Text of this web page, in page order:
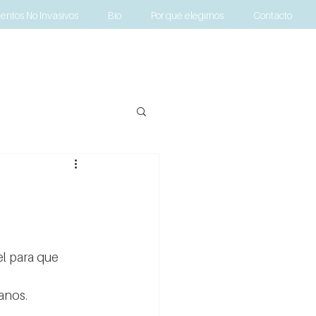
No Invasivos Bio Por qué elegirnos Contacto
para que